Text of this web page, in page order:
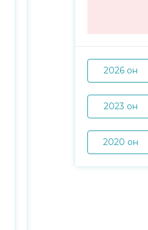
2026 он
2023 он
2020 он